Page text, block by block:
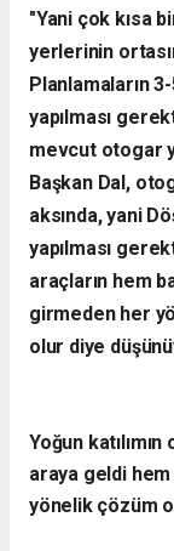
"Yani çok kısa
yerlerinin
Planlamaların
yapılması
mevcut otogar
Başkan Dal,
aksında, yani
yapılması
araçların hem
girmeden her
olur diye
Yoğun
araya geldi
yönelik çözüm